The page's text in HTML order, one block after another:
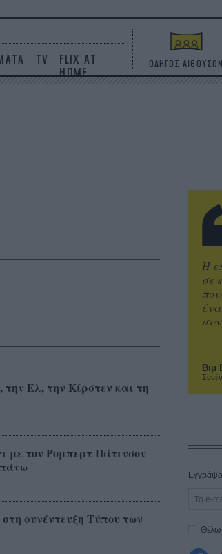
TV
FLIX AT
HOME
ΟΔΗΓΟΣ ΑΙΘΟΥΣΩΝ
Ελ, την Κίρστεν και τη
με τον Ρομπερτ Πάτινσον
συνέντευξη Τύπου των
Βιμ
Η
σε
Θέλω